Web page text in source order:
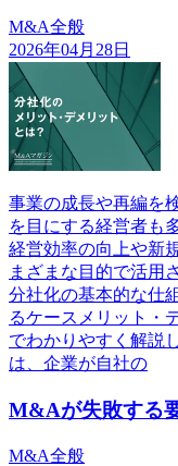
M&A全般
2026年04月28日
事業の成長や再編を
を目にする経営者も
経営効率の向上や新
まざまな目的で活用
分社化の基本的な仕
るケースメリット・
でわかりやすく解説
は、企業が自社の
M&Aが失敗する
M&A全般